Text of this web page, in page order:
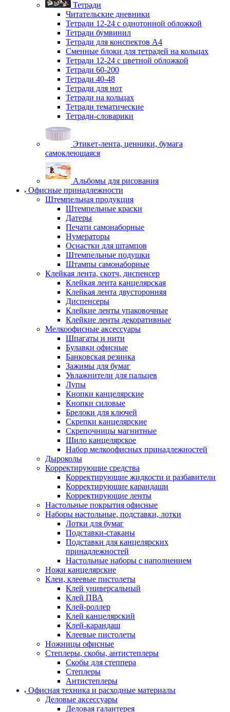
Тетради
Читательские дневники
Тетради 12-24 с однотонной обложкой
Тетради бумвинил
Тетради для конспектов А4
Сменные блоки для тетрадей на кольцах
Тетради 12-24 с цветной обложкой
Тетради 60-200
Тетради 40-48
Тетради для нот
Тетради на кольцах
Тетради тематические
Тетради-словарики
Этикет-лента, ценники, бумага
самоклеющаяся
Альбомы для рисования
Офисные принадлежности
Штемпельная продукция
Штемпельные краски
Датеры
Печати самонаборные
Нумераторы
Оснастки для штампов
Штемпельные подушки
Штампы самонаборные
Клейкая лента, скотч, диспенсер
Клейкая лента канцелярская
Клейкая лента двусторонняя
Диспенсеры
Клейкие ленты упаковочные
Клейкие ленты декоративные
Мелкоофисные аксессуары
Шпагаты и нити
Булавки офисные
Банковская резинка
Зажимы для бумаг
Увлажнители для пальцев
Лупы
Кнопки канцелярские
Кнопки силовые
Брелоки для ключей
Скрепки канцелярские
Скрепочницы магнитные
Шило канцелярское
Набор мелкоофисных принадлежностей
Дыроколы
Корректирующие средства
Корректирующие жидкости и разбавители
Корректирующие карандаши
Корректирующие ленты
Настольные покрытия офисные
Наборы настольные, подставки, лотки
Лотки для бумаг
Подставки-стаканы
Подставки для канцелярских
принадлежностей
Настольные наборы с наполнением
Ножи канцелярские
Клеи, клеевые пистолеты
Клей универсальный
Клей ПВА
Клей-роллер
Клей канцелярский
Клей-карандаш
Клеевые пистолеты
Ножницы офисные
Степлеры, скобы, антистеплеры
Скобы для степпера
Степлеры
Антистеплеры
Офисная техника и расходные материалы
Деловые аксессуары
Деловая галантерея